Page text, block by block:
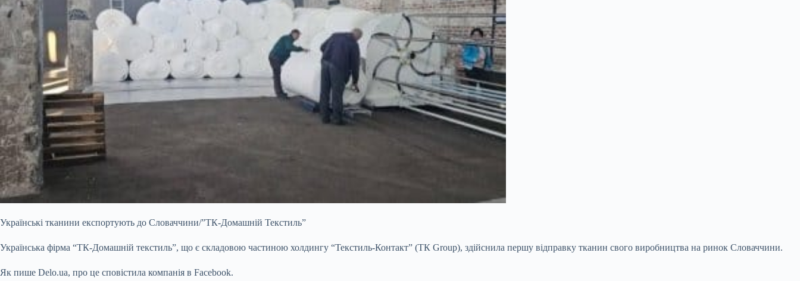
Українські тканини експортують до Словаччини/”ТК-Домашній Текстиль”
Українська фірма “ТК-Домашній текстиль”, що є складовою частиною холдингу “Текстиль-Контакт” (ТК Group), здійснила першу відправку тканин свого виробництва на ринок Словаччини.
Як пише Delo.ua, про це сповістила компанія в Facebook.